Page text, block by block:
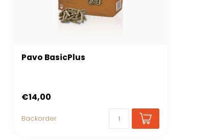
Pavo BasicPlus
€14,00
Backorder